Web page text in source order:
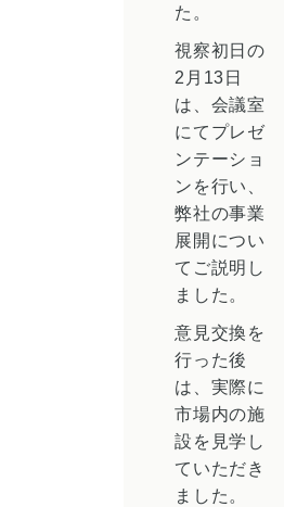
た。
視察初日の
2月13日
は、会議室
にてプレゼ
ンテーショ
ンを行い、
弊社の事業
展開につい
てご説明し
ました。
意見交換を
行った後
は、実際に
市場内の施
設を見学し
ていただき
ました。